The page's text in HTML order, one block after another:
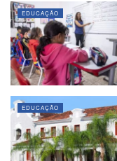
EDUCAÇÃO
EDUCAÇÃO